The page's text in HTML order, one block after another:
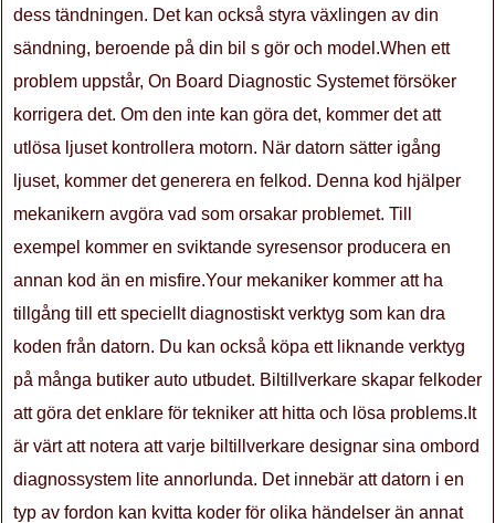
dess tändningen. Det kan också styra växlingen av din
sändning, beroende på din bil s gör och model.When ett
problem uppstår, On Board Diagnostic Systemet försöker
korrigera det. Om den inte kan göra det, kommer det att
utlösa ljuset kontrollera motorn. När datorn sätter igång
ljuset, kommer det generera en felkod. Denna kod hjälper
mekanikern avgöra vad som orsakar problemet. Till
exempel kommer en sviktande syresensor producera en
annan kod än en misfire.Your mekaniker kommer att ha
tillgång till ett speciellt diagnostiskt verktyg som kan dra
koden från datorn. Du kan också köpa ett liknande verktyg
på många butiker auto utbudet. Biltillverkare skapar felkoder
att göra det enklare för tekniker att hitta och lösa problems.It
är värt att notera att varje biltillverkare designar sina ombord
diagnossystem lite annorlunda. Det innebär att datorn i en
typ av fordon kan kvitta koder för olika händelser än annat